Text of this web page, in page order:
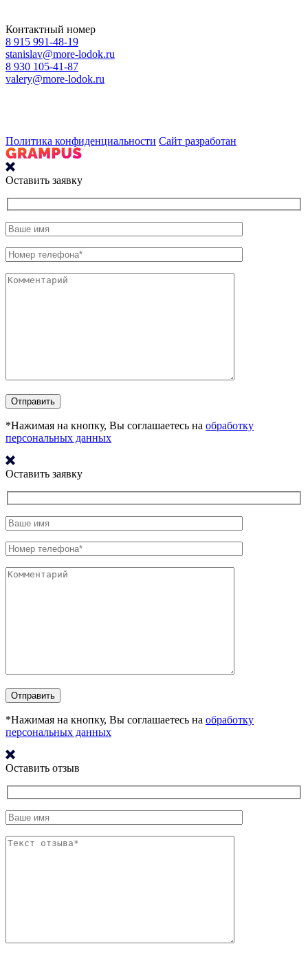
Контактный номер
8 915 991-48-19
stanislav@more-lodok.ru
8 930 105-41-87
valery@more-lodok.ru
Политика конфиденциальности Сайт разработан
Оставить заявку
*Нажимая на кнопку, Вы соглашаетесь на обработку
персональных данных
Оставить заявку
*Нажимая на кнопку, Вы соглашаетесь на обработку
персональных данных
Оставить отзыв